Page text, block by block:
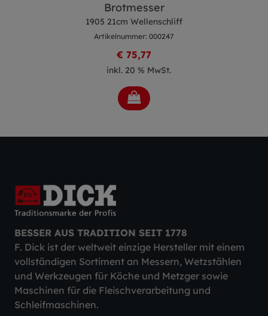
Brotmesser
1905 21cm Wellenschliff
Artikelnummer: 000247
€ 75,77
inkl. 20 % MwSt.
BESSER AUS TRADITION SEIT 1778
F. Dick ist der weltweit einzige Hersteller mit einem
vollständigen Sortiment an Messern, Wetzstählen
und Werkzeugen für Köche und Metzger sowie
Maschinen für die Fleischverarbeitung und
Schleifmaschinen.